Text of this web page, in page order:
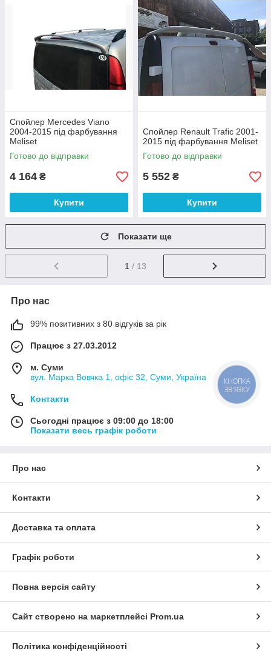
Спойлер Mercedes Viano
2004-2015 під фарбування
Meliset
Готово до відправки
4 164 ₴
Купити
Спойлер Renault Trafic 2001-
2015 під фарбування Meliset
Готово до відправки
5 552 ₴
Купити
Показати ще
1 / 13
Про нас
99% позитивних з 80 відгуків за рік
Працює з 27.03.2012
м. Суми
вул. Марка Вовчка 1, офіс 32, Суми, Україна
Контакти
Сьогодні працює з 09:00 до 18:00
Показати весь графік роботи
Про нас
Контакти
Доставка та оплата
Графік роботи
Повна версія сайту
Сайт створено на маркетплейсі Prom.ua
Політика конфіденційності
КНОПКА
ЗВ'ЯЗКУ